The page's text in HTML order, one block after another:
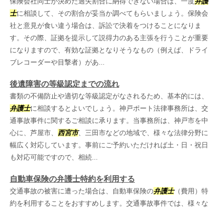
士に相談して、その割合が妥当か調べてもらいましょう。保険会
社と意見が食い違う場合は、訴訟で決着をつけることになりま
す。その際、証拠を提示して説得力のある主張を行うことが重要
になりますので、有効な証拠となりそうなもの（例えば、ドライ
ブレコーダーや目撃者）があ...
後遺障害の等級認定までの流れ
書類の不備防止や適切な等級認定がなされるため、基本的には、
弁護士に相談するとよいでしょう。神戸ポート法律事務所は、交
通事故事件に関するご相談に承ります。当事務所は、神戸市を中
心に、芦屋市、 西宮市、三田市などの地域で、様々な法律分野に
幅広く対応しています。事前にご予約いただければ土・日・祝日
も対応可能ですので、相続...
自動車保険の弁護士特約を利用する
交通事故の被害に遭った場合は、自動車保険の弁護士（費用）特
約を利用することをおすすめします。交通事故事件では、様々な